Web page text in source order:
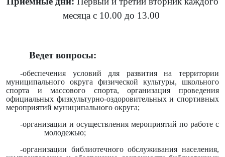
месяца с 10.00 до 13.00
Ведет вопросы:
-обеспечения условий для развития на территории
муниципального округа физической культуры, школьного
спорта и массового спорта, организация проведения
официальных физкультурно-оздоровительных и спортивных
мероприятий муниципального округа;
-организации и осуществления мероприятий по работе с
молодежью;
-организации библиотечного обслуживания населения,